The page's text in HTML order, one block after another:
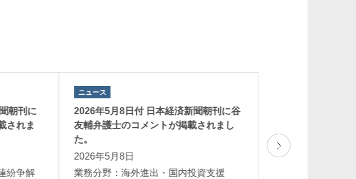
朝刊に
されま
紛争解
ニュース
2026年5月8日付 日本経済新聞朝刊に谷
友輔弁護士のコメントが掲載されまし
た。
2026年5月8日
業務分野：海外進出・国内投資支援
価を得ました。
2025年12月8日